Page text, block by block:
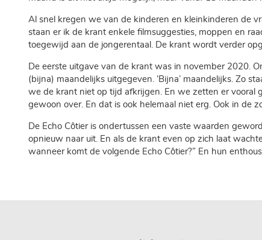
Al snel kregen we van de kinderen en kleinkinderen de
staan er ik de krant enkele filmsuggesties, moppen en
toegewijd aan de jongerentaal. De krant wordt verder
De eerste uitgave van de krant was in november 2020.
(bijna) maandelijks uitgegeven. ‘Bijna’ maandelijks. Zo
we de krant niet op tijd afkrijgen. En we zetten er vooral
gewoon over. En dat is ook helemaal niet erg. Ook in de
De Echo Côtier is ondertussen een vaste waarden
opnieuw naar uit. En als de krant even op zich laat
wanneer komt de volgende Echo Côtier?” En hun